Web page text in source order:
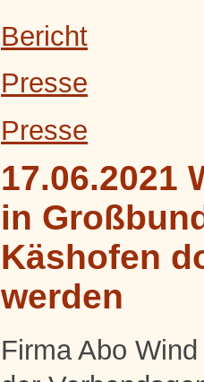
Bericht
Presse
Presse
17.06.2021
in
Käshofen
werden
Firma Abo